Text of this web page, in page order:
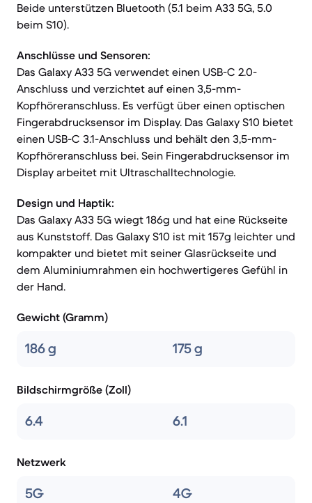
Beide unterstützen Bluetooth (5.1 beim A33 5G, 5.0
beim S10).
Anschlüsse und Sensoren:
Das Galaxy A33 5G verwendet einen USB-C 2.0-
Anschluss und verzichtet auf einen 3,5-mm-
Kopfhöreranschluss. Es verfügt über einen optischen
Fingerabdrucksensor im Display. Das Galaxy S10 bietet
einen USB-C 3.1-Anschluss und behält den 3,5-mm-
Kopfhöreranschluss bei. Sein Fingerabdrucksensor im
Display arbeitet mit Ultraschalltechnologie.
Design und Haptik:
Das Galaxy A33 5G wiegt 186g und hat eine Rückseite
aus Kunststoff. Das Galaxy S10 ist mit 157g leichter und
kompakter und bietet mit seiner Glasrückseite und
dem Aluminiumrahmen ein hochwertigeres Gefühl in
der Hand.
Gewicht (Gramm)
186 g 175 g
Bildschirmgröße (Zoll)
6.4 6.1
Netzwerk
5G 4G